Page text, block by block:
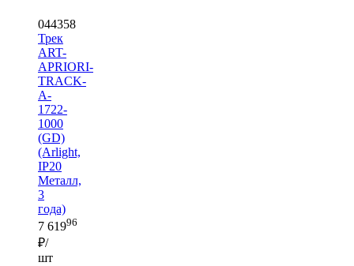
044358
Трек
ART-
APRIORI-
TRACK-
A-
1722-
1000
(GD)
(Arlight,
IP20
Металл,
3
года)
7 61996
₽/
шт